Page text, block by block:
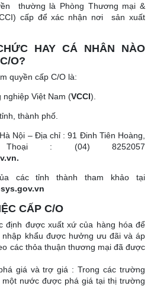
thường là Phòng Thương mại &
cấp để xác nhận nơi sản xuất
HAY CÁ NHÂN NÀO
O?
quyền cấp C/O là:
nghiệp Việt Nam (VCCI).
thành phố.
Nội – Địa chỉ : 91 Đinh Tiên Hoàng,
: (04) 8252057
các tỉnh thành tham khảo tại
CẤP C/O
định được xuất xứ của hàng hóa để
nhập khẩu được hưởng ưu đãi và áp
các thỏa thuận thương mại đã được
giá và trợ giá : Trong các trường
nước được phá giá tại thị trường